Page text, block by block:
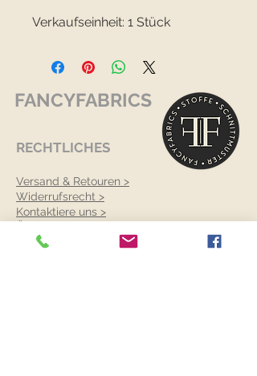
Verkaufseinheit: 1 Stück
FANCYFABRICS
RECHTLICHES
Versand & Retouren >
Widerrufsrecht >
Kontaktiere uns >
AGB >